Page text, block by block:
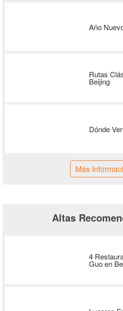
Año
Rutas
Beijing
Dónde
Más
Altas
4
Guo en